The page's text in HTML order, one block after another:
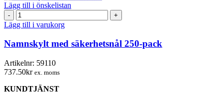
Lägg till i önskelistan
Namnskylt
med
säkerhetsnål
250-
pack
mängd
Lägg till i varukorg
Namnskylt med säkerhetsnål 250-pack
Artikelnr: 59110
737.50kr ex. moms
KUNDTJÄNST